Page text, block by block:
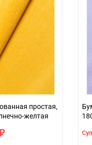
простая,
желтая